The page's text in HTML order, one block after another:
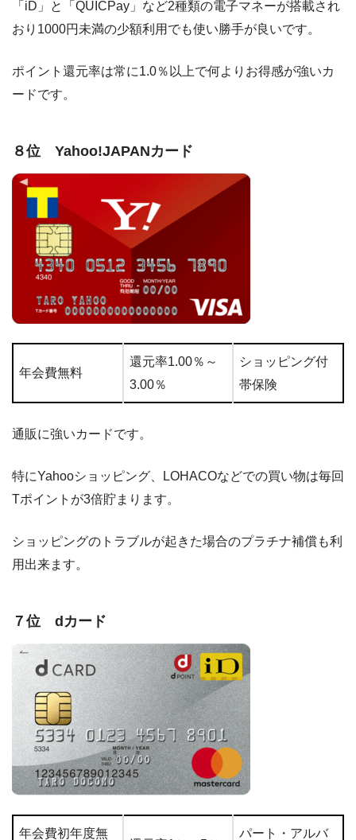
「iD」と「QUICPay」など2種類の電子マネーが搭載され
おり1000円未満の少額利用でも使い勝手が良いです。
ポイント還元率は常に1.0％以上で何よりお得感が強いカ
ードです。
８位 Yahoo!JAPANカード
年会費無料
還元率1.00％～
3.00％
ショッピング付
帯保険
通販に強いカードです。
特にYahooショッピング、LOHACOなどでの買い物は毎回
Tポイントが3倍貯まります。
ショッピングのトラブルが起きた場合のプラチナ補償も利
用出来ます。
７位 dカード
年会費初年度無
パート・アルバ